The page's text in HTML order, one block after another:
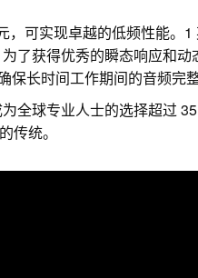
可实现卓越的低频性能。
了获得优秀的瞬态响应和
长时间工作期间的音频完整
全球专业人士的选择超过
统。